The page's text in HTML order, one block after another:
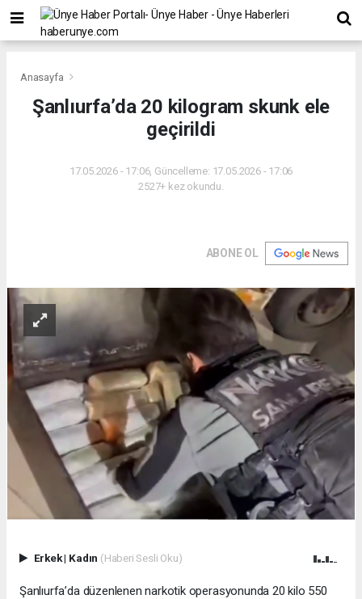
Anasayfa
Şanlıurfa’da 20 kilogram skunk ele
geçirildi
17.05.2026 - 17:06, Güncelleme: 17.05.2026 - 17:06
2527+ kez okundu.
ABONE OL
Erkek| Kadın (Haberi Sesli Oku)
Şanlıurfa’da düzenlenen narkotik operasyonunda 20 kilo 550